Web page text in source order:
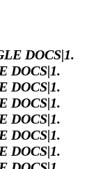
DOCS|1.
DOCS|1.
DOCS|1.
DOCS|1.
DOCS|1.
DOCS|1.
DOCS|1.